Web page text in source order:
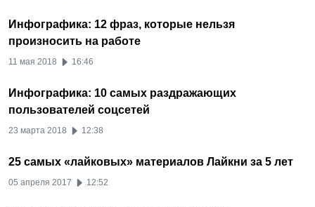
Инфографика: 12 фраз, которые нельзя
произносить на работе
11 мая 2018 16:46
Инфографика: 10 самых раздражающих
пользователей соцсетей
23 марта 2018 12:38
25 самых «лайковых» материалов Лайкни за 5 лет
05 апреля 2017 12:52